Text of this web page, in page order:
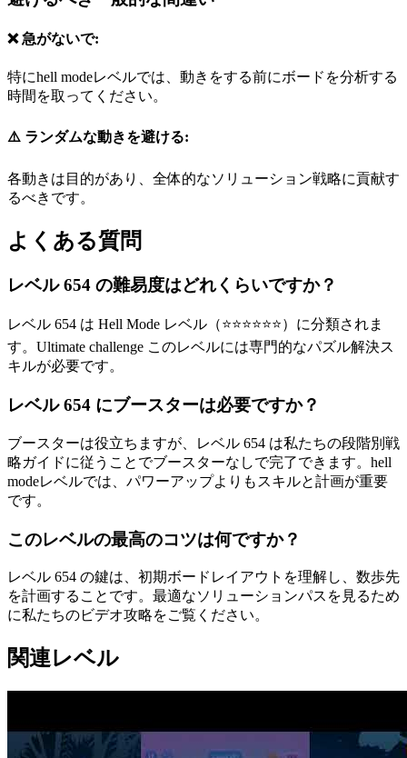
❌ 急がないで:
特にhell modeレベルでは、動きをする前にボードを分析する
時間を取ってください。
⚠️ ランダムな動きを避ける:
各動きは目的があり、全体的なソリューション戦略に貢献す
るべきです。
よくある質問
レベル 654 の難易度はどれくらいですか？
レベル 654 は Hell Mode レベル（⭐⭐⭐⭐⭐⭐）に分類されま
す。Ultimate challenge このレベルには専門的なパズル解決ス
キルが必要です。
レベル 654 にブースターは必要ですか？
ブースターは役立ちますが、レベル 654 は私たちの段階別戦
略ガイドに従うことでブースターなしで完了できます。hell
modeレベルでは、パワーアップよりもスキルと計画が重要
です。
このレベルの最高のコツは何ですか？
レベル 654 の鍵は、初期ボードレイアウトを理解し、数歩先
を計画することです。最適なソリューションパスを見るため
に私たちのビデオ攻略をご覧ください。
関連レベル